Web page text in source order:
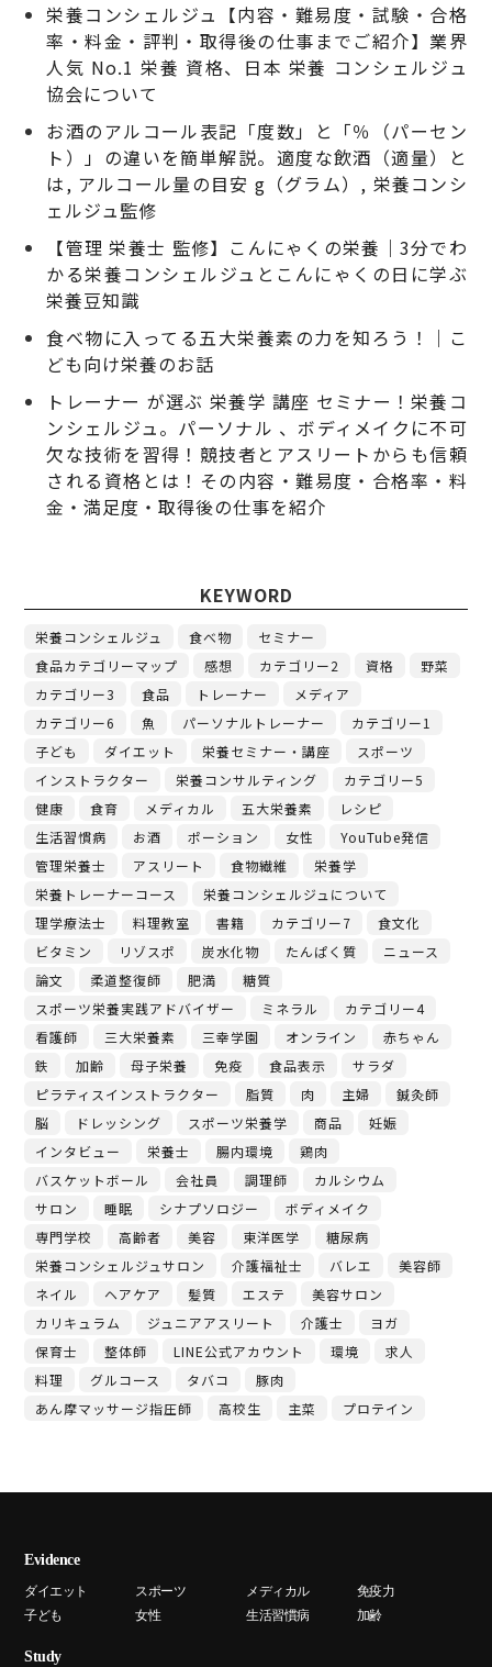
栄養コンシェルジュ【内容・難易度・試験・合格
率・料金・評判・取得後の仕事までご紹介】業界
人気 No.1 栄養 資格、日本 栄養 コンシェルジュ
協会について
お酒のアルコール表記「度数」と「％（パーセン
ト）」の違いを簡単解説。適度な飲酒（適量）と
は, アルコール量の目安 g（グラム）, 栄養コンシ
ェルジュ監修
【管理 栄養士 監修】こんにゃくの栄養｜3分でわ
かる栄養コンシェルジュとこんにゃくの日に学ぶ
栄養豆知識
食べ物に入ってる五大栄養素の力を知ろう！｜こ
ども向け栄養のお話
トレーナー が選ぶ 栄養学 講座 セミナー！栄養コ
ンシェルジュ。パーソナル 、ボディメイクに不可
欠な技術を習得！競技者とアスリートからも信頼
される資格とは！その内容・難易度・合格率・料
金・満足度・取得後の仕事を紹介
KEYWORD
栄養コンシェルジュ 食べ物
セミナー
食品カテゴリーマップ
感想 カテゴリー2 資格
野菜
カテゴリー3
食品 トレーナー
メディア
カテゴリー6
魚 パーソナルトレーナー
カテゴリー1
子ども
ダイエット 栄養セミナー・講座
スポーツ
インストラクター
栄養コンサルティング
カテゴリー5
健康
食育 メディカル 五大栄養素
レシピ
生活習慣病
お酒 ポーション 女性
YouTube発信
管理栄養士
アスリート 食物繊維
栄養学
栄養トレーナーコース
栄養コンシェルジュについて
理学療法士
料理教室 書籍 カテゴリー7
食文化
ビタミン
リゾスポ 炭水化物 たんぱく質
ニュース
論文
柔道整復師 肥満
糖質
スポーツ栄養実践アドバイザー
ミネラル
カテゴリー4
看護師
三大栄養素 三幸学園 オンライン
赤ちゃん
鉄
加齢 母子栄養 免疫 食品表示
サラダ
ピラティスインストラクター
脂質 肉 主婦
鍼灸師
脳
ドレッシング スポーツ栄養学 商品
妊娠
インタビュー
栄養士 腸内環境
鶏肉
バスケットボール
会社員 調理師
カルシウム
サロン
睡眠 シナプソロジー
ボディメイク
専門学校
高齢者 美容 東洋医学
糖尿病
栄養コンシェルジュサロン
介護福祉士 バレエ
美容師
ネイル
ヘアケア 髪質 エステ
美容サロン
カリキュラム
ジュニアアスリート 介護士
ヨガ
保育士
整体師 LINE公式アカウント 環境
求人
料理
グルコース タバコ
豚肉
あん摩マッサージ指圧師
高校生 主菜 プロテイン
Evidence
ダイエット スポーツ メディカル
免疫力
子ども
女性 生活習慣病 加齢
Study